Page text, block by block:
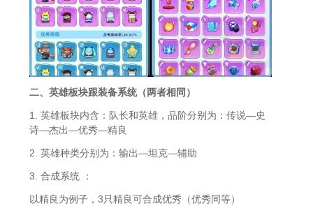
二、英雄板块跟装备系统（两者相同）
1. 英雄板块内含：队长和英雄，品阶分别为：传说—史
诗—杰出—优秀—精良
2. 英雄种类分别为：输出—坦克—辅助
3. 合成系统 ：
以精良为例子，3只精良可合成优秀（优秀同等）